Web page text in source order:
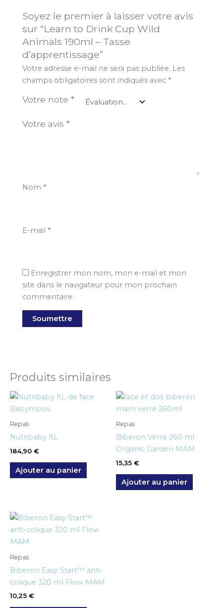
Soyez le premier à laisser votre avis
sur “Learn to Drink Cup Wild
Animals 190ml – Tasse
d’apprentissage”
Votre adresse e-mail ne sera pas publiée. Les
champs obligatoires sont indiqués avec *
Votre note*
Votre avis*
Nom *
E-mail *
Enregistrer mon nom, mon e-mail et mon
site dans le navigateur pour mon prochain
commentaire.
Produits similaires
Repas
Nutribaby XL
184,90 €
Ajouter au panier
Repas
Biberon Verre 260 ml
Organic Garden MAM
15,35 €
Ajouter au panier
Repas
Biberon Easy Start™ anti-
colique 320 ml Flow MAM
10,25 €